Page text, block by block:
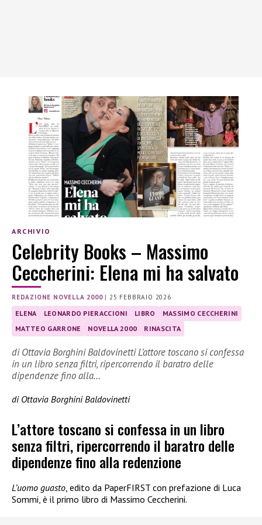
ARCHIVIO
Celebrity Books – Massimo
Ceccherini: Elena mi ha salvato
REDAZIONE NOVELLA 2000|25 FEBBRAIO 2026
ELENA LEONARDO PIERACCIONI LIBRO
MASSIMO CECCHERINI
MATTEO GARRONE
NOVELLA 2000 RINASCITA
di Ottavia Borghini Baldovinetti L’attore toscano si confessa
in un libro senza filtri, ripercorrendo il baratro delle
dipendenze fino alla…
di Ottavia Borghini Baldovinetti
L’attore toscano si confessa in un libro
senza filtri, ripercorrendo il baratro delle
dipendenze fino alla redenzione
L’uomo guasto , edito da PaperFIRST con prefazione di Luca
Sommi, è il primo libro di Massimo Ceccherini.